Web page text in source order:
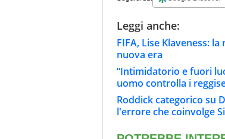
Leggi anche:
FIFA, Lise Klaveness:
nuova era
“Intimidatorio e fuori
uomo controlla i
Roddick categorico su
l'errore che coinvolge